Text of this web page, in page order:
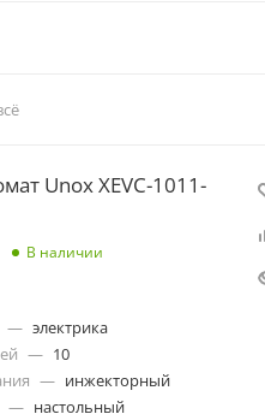
Unox XEVC-1011-
В наличии
— электрика
— 10
— инжекторный
— настольный